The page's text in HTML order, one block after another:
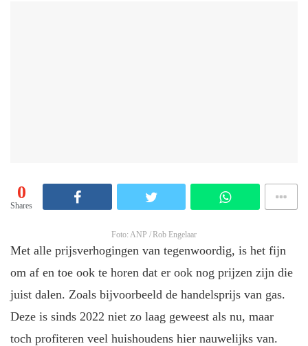
0
Shares
Foto: ANP / Rob Engelaar
Met alle prijsverhogingen van tegenwoordig, is het fijn
om af en toe ook te horen dat er ook nog prijzen zijn die
juist dalen. Zoals bijvoorbeeld de handelsprijs van gas.
Deze is sinds 2022 niet zo laag geweest als nu, maar
toch profiteren veel huishoudens hier nauwelijks van.